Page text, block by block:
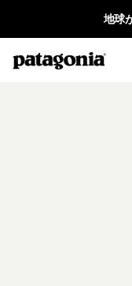
地球